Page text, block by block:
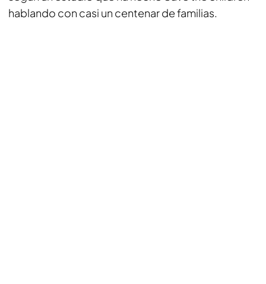
hablando con casi un centenar de familias.